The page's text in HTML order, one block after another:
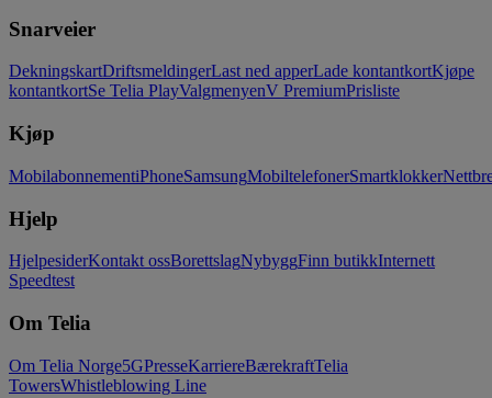
Snarveier
DekningskartDriftsmeldingerLast ned apperLade kontantkortKjøpe
kontantkortSe Telia PlayValgmenyenV PremiumPrisliste
Kjøp
MobilabonnementiPhoneSamsungMobiltelefonerSmartklokker
Hjelp
HjelpesiderKontakt ossBorettslagNybyggFinn butikkInternett
Speedtest
Om Telia
Om Telia Norge5GPresseKarriereBærekraftTelia
TowersWhistleblowing Line